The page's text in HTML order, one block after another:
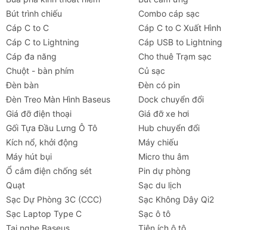
Trọng
lượng
Khoảng 435 g (không bao bì)
Cấu trúc
pin
10000 mAh x 2 viên
Dung
lượng
tổng
20000 mAh, 3.7V / 74Wh
Đầu vào
Micro
5V-2A; 9V-2A; 12V-1.5A
Đầu vào
USB-C
5V-2.4A; 9V-2A; 12V-1.5A
Đầu ra
5V-3A; 9V-2.22A; 12V-1.67A
Bút trình chiếu
Combo cáp sạc
Cáp C to C
Cáp C to C Xuất Hình
Cáp C to Lightning
Cáp USB to Lightning
Cáp đa năng
Cho thuê Trạm sạc
Chuột - bàn phím
Củ sạc
Đèn bàn
Đèn có pin
Đèn Treo Màn Hình Baseus
Dock chuyển đổi
Giá đỡ điện thoại
Giá đỡ xe hơi
Gối Tựa Đầu Lưng Ô Tô
Hub chuyển đổi
Kích nổ, khởi động
Máy chiếu
Máy hút bụi
Micro thu âm
Ổ cắm điện chống sét
Pin dự phòng
Quạt
Sạc du lịch
Sạc Dự Phòng 3C (CCC)
Sạc Không Dây Qi2
Sạc Laptop Type C
Sạc ô tô
Tai nghe Baseus
Tiện ích ô tô